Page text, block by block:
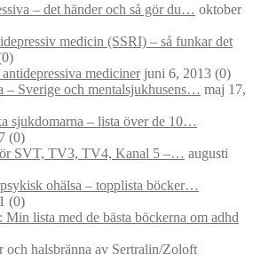
– det händer och så gör du… oktober
medicin (SSRI) – så funkar det
medicinerjuni 6, 2013 (0)
– Sverige och mentalsjukhusens… maj 17,
sjukdomarna – lista över de 10…
(0)
SVT, TV3, TV4, Kanal 5 –… augusti
ohälsa – topplista böcker…
(0)
Min lista med de bästa böckerna om adhd
och halsbränna av Sertralin/Zoloft